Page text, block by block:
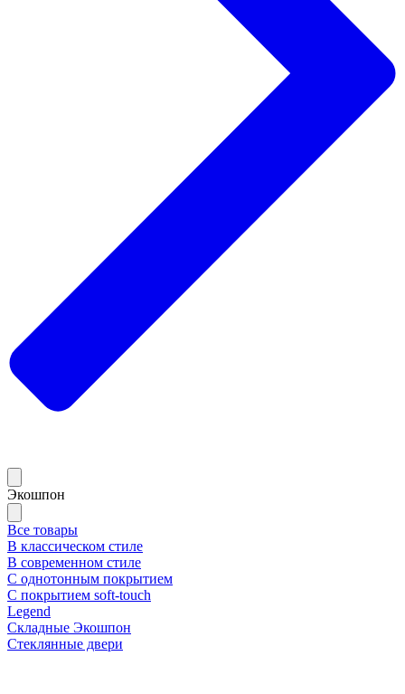
Экошпон
Все товары
В классическом стиле
В современном стиле
С однотонным покрытием
С покрытием soft-touch
Legend
Складные Экошпон
Стеклянные двери